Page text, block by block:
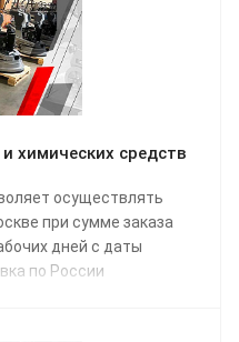
химических средств
осуществлять
при сумме заказа
дней с даты
по России